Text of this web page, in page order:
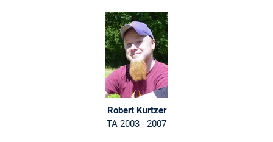
Robert Kurtzer
TA 2003 - 2007